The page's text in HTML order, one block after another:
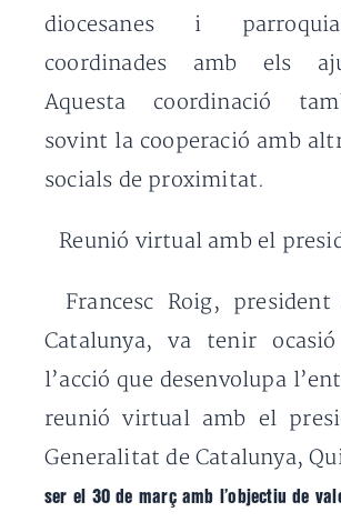
diocesanes i
coordinades amb els
Aquesta coordinació
sovint la cooperació amb
socials de proximitat.
Reunió virtual amb el
Francesc Roig,
Catalunya, va tenir ocasió
l’acció que desenvolupa
reunió virtual amb el
Generalitat de Catalunya,
ser el 30 de març amb l’objectiu de